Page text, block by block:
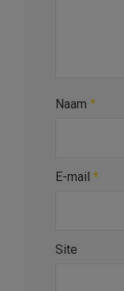
Naam *
E-mail *
Site